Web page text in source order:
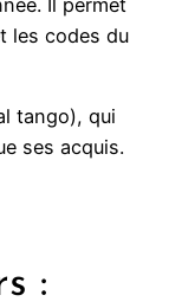
les codes du
tango), qui
ses acquis.
: